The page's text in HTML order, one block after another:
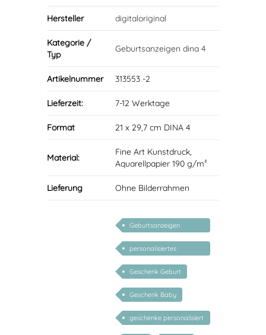
Hersteller digitaloriginal
Kategorie /
Typ
Geburtsanzeigen dina 4
Artikelnummer 313553 -2
Lieferzeit: 7-12 Werktage
Format 21 x 29,7 cm DINA 4
Material:
Fine Art Kunstdruck,
Aquarellpapier 190 g/m²
Lieferung Ohne Bilderrahmen
Geburtsanzeigen
Kunstdrucke
personalisiert
personalisiertes
Geschenk Baby
Geschenk Geburt
Geschenk Baby
geschenke personalisiert
kinder